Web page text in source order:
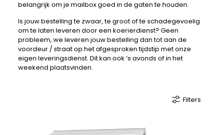
belangrijk om je mailbox goed in de gaten te houden.
Is jouw bestelling te zwaar, te groot of te schadegevoelig
om te laten leveren door een koerierdienst? Geen
probleem, we leveren jouw bestelling dan tot aan de
voordeur / straat op het afgesproken tijdstip met onze
eigen leveringsdienst. Dit kan ook ‘s avonds of in het
weekend plaatsvinden.
Filters